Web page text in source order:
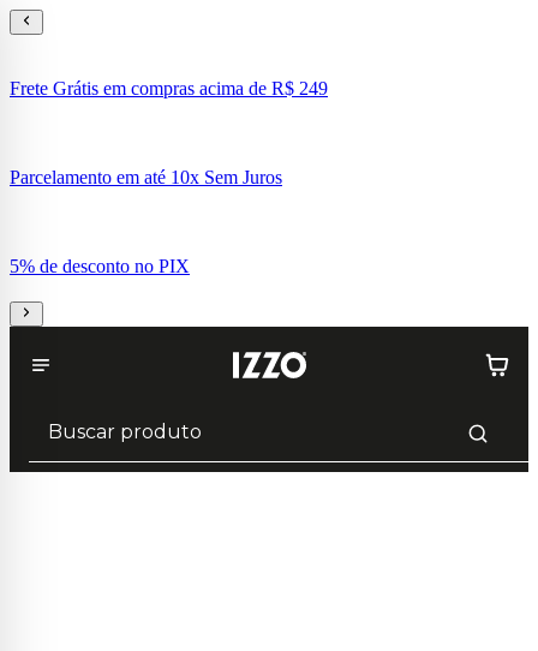
Frete Grátis em compras acima de R$ 249
Parcelamento em até 10x Sem Juros
5% de desconto no PIX